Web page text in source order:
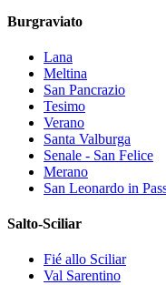
Burgraviato
Lana
Meltina
San Pancrazio
Tesimo
Verano
Santa Valburga
Senale - San Felice
Merano
San Leonardo in
Salto-Sciliar
Fié allo Sciliar
Val Sarentino